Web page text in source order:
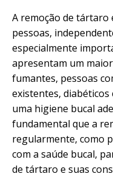
A remoção de tártaro
pessoas,
especialmente
apresentam um
fumantes, pessoas
existentes,
uma higiene bucal
fundamental que a
regularmente, como
com a saúde bucal,
de tártaro e suas